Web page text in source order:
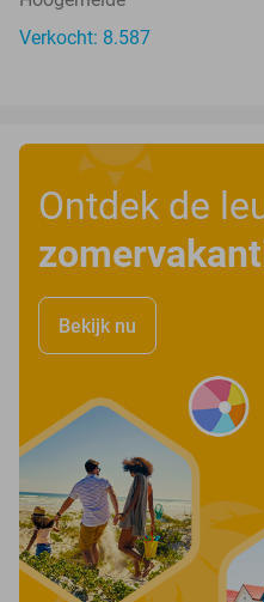
Verkocht: 8.587
Ontdek de
Bekijk nu